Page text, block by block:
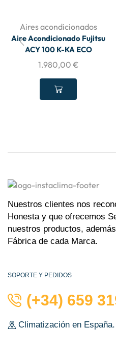
Aires acondicionados
Aire Acondicionado Fujitsu
ACY 100 K-KA ECO
1.980,00 €
Nuestros clientes nos
Honesta y que ofrecemos
nuestros productos,
Fábrica de cada Marca.
SOPORTE Y PEDIDOS
(+34) 659
Climatización en España.